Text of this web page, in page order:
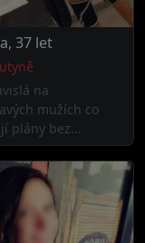
37 let
na
mužích co
plány bez...